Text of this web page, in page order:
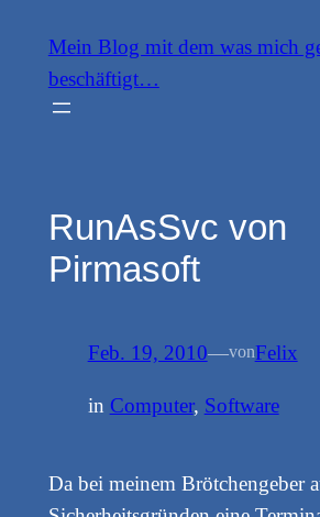
Inhalt
springen
Mein Blog mit dem was mich
beschäftigt…
RunAsSvc von
Pirmasoft
Feb. 19, 2010—vonFelix
in Computer, Software
Da bei meinem Brötchengeber